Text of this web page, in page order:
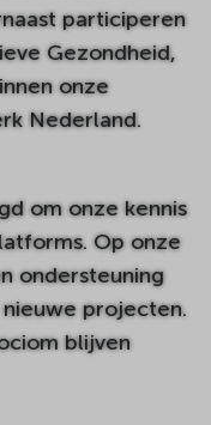
participeren
Gezondheid,
onze
Nederland.
om onze kennis
Op onze
ondersteuning
projecten.
blijven